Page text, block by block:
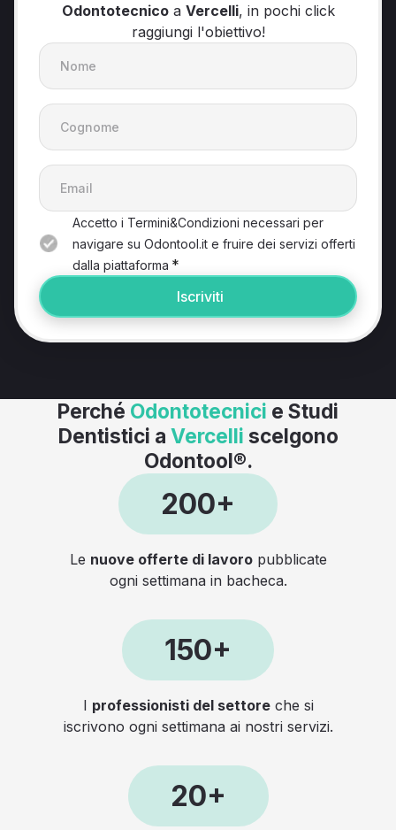
Odontotecnicoa Vercelli, in pochi click
raggiungi l'obiettivo!
Accetto i Termini&Condizioni necessari per
navigare su Odontool.it e fruire dei servizi offerti
dalla piattaforma *
Iscriviti
Perché Odontotecnici e Studi
Dentistici a Vercelli scelgono
Odontool®.
200+
Le nuove offerte di lavoropubblicate
ogni settimana in bacheca.
150+
I professionisti del settoreche si
iscrivono ogni settimana ai nostri servizi.
20+